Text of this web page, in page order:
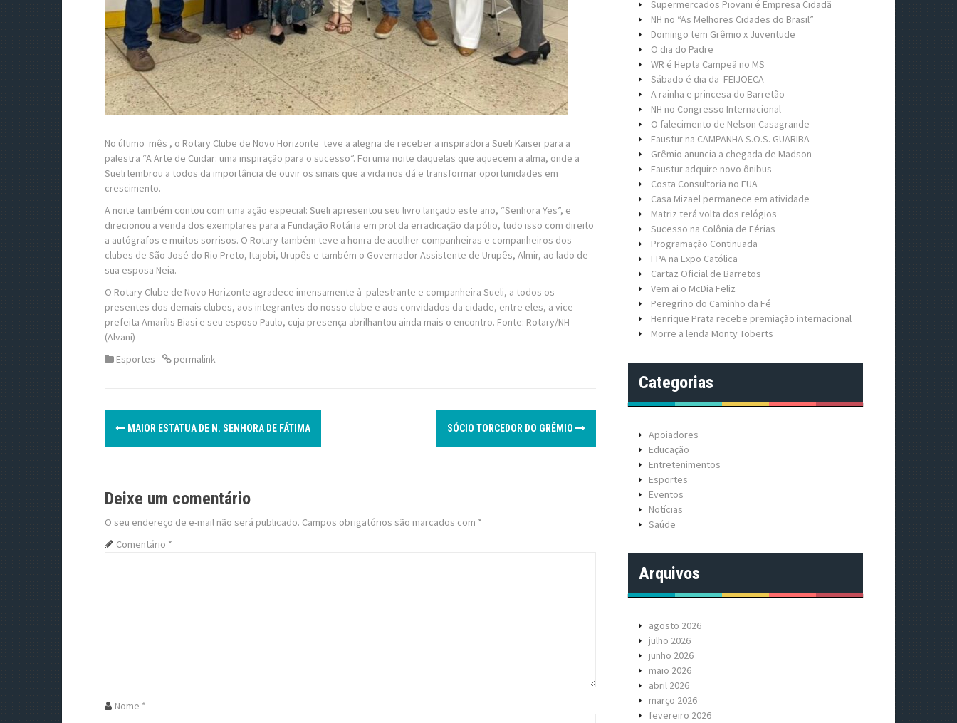
No último mês , o Rotary Clube de Novo Horizonte teve a alegria de receber a inspiradora Sueli Kaiser para a
palestra “A Arte de Cuidar: uma inspiração para o sucesso”. Foi uma noite daquelas que aquecem a alma, onde a
Sueli lembrou a todos da importância de ouvir os sinais que a vida nos dá e transformar oportunidades em
crescimento.
A noite também contou com uma ação especial: Sueli apresentou seu livro lançado este ano, “Senhora Yes”, e
direcionou a venda dos exemplares para a Fundação Rotária em prol da erradicação da pólio, tudo isso com direito
a autógrafos e muitos sorrisos. O Rotary também teve a honra de acolher companheiras e companheiros dos
clubes de São José do Rio Preto, Itajobi, Urupês e também o Governador Assistente de Urupês, Almir, ao lado de
sua esposa Neia.
O Rotary Clube de Novo Horizonte agradece imensamente à palestrante e companheira Sueli, a todos os
presentes dos demais clubes, aos integrantes do nosso clube e aos convidados da cidade, entre eles, a vice-
prefeita Amarílis Biasi e seu esposo Paulo, cuja presença abrilhantou ainda mais o encontro. Fonte: Rotary/NH
(Alvani)
Esportes
permalink
P
o
t
n
t
MAIOR ESTATUA DE N. SENHORA DE FÁTIMA SÓCIO TORCEDOR DO GRÊMIO
Deixe um comentário
O seu endereço de e-mail não será publicado. Campos obrigatórios são marcados com *
Comentário *
Nome *
Supermercados Piovani é Empresa Cidadã
NH no “As Melhores Cidades do Brasil”
Domingo tem Grêmio x Juventude
O dia do Padre
WR é Hepta Campeã no MS
Sábado é dia da FEIJOECA
A rainha e princesa do Barretão
NH no Congresso Internacional
O falecimento de Nelson Casagrande
Faustur na CAMPANHA S.O.S. GUARIBA
Grêmio anuncia a chegada de Madson
Faustur adquire novo ônibus
Costa Consultoria no EUA
Casa Mizael permanece em atividade
Matriz terá volta dos relógios
Sucesso na Colônia de Férias
Programação Continuada
FPA na Expo Católica
Cartaz Oficial de Barretos
Vem ai o McDia Feliz
Peregrino do Caminho da Fé
Henrique Prata recebe premiação internacional
Morre a lenda Monty Toberts
Categorias
Apoiadores
Educação
Entretenimentos
Esportes
Eventos
Notícias
Saúde
Arquivos
agosto 2026
julho 2026
junho 2026
maio 2026
abril 2026
março 2026
fevereiro 2026